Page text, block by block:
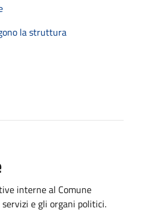
la struttura
interne al Comune
e gli organi politici.